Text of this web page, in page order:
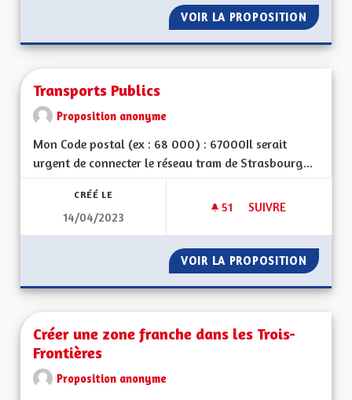
VOIR LA PROPOSITION
Transports Publics
Proposition anonyme
Mon Code postal (ex : 68 000) : 67000Il serait
urgent de connecter le réseau tram de Strasbourg...
CRÉÉ LE
14/04/2023
51 51 ABONNÉS
SUIVRE
VOIR LA PROPOSITION
Créer une zone franche dans les Trois-
Frontières
Proposition anonyme